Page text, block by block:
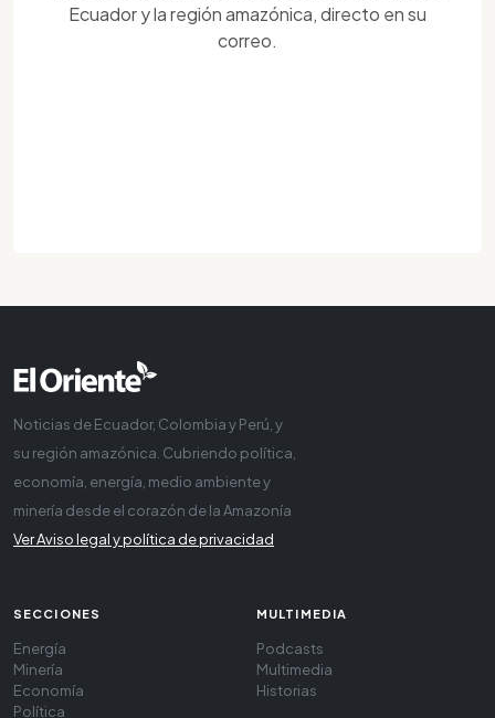
Ecuador y la región amazónica, directo en su
correo.
Noticias de Ecuador, Colombia y Perú, y
su región amazónica. Cubriendo política,
economía, energía, medio ambiente y
minería desde el corazón de la Amazonía
Ver Aviso legal y política de privacidad
SECCIONES
Energía
Minería
Economía
Política
MULTIMEDIA
Podcasts
Multimedia
Historias